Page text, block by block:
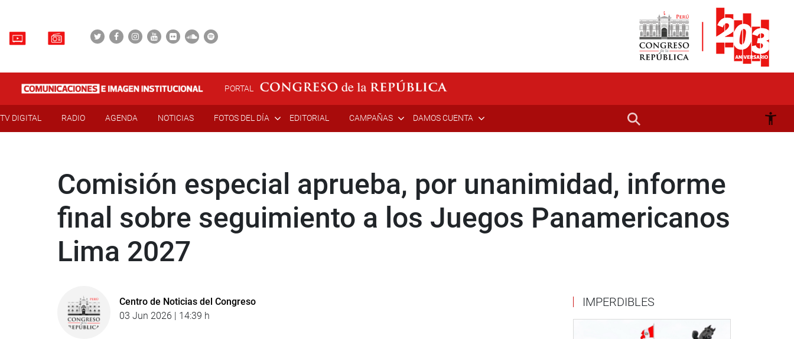
PORTAL
TV DIGITAL RADIO AGENDA NOTICIAS FOTOS DEL DÍA EDITORIAL CAMPAÑAS DAMOS CUENTA
Comisión especial aprueba, por unanimidad, informe
final sobre seguimiento a los Juegos Panamericanos
Lima 2027
Centro de Noticias del Congreso
03 Jun 2026 | 14:39 h
IMPERDIBLES